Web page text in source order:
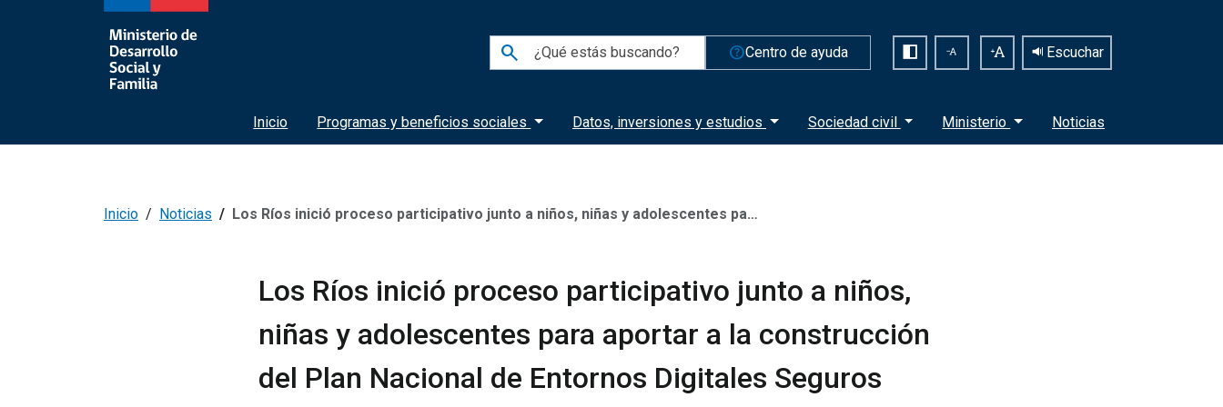
search help_outlineCentro de ayuda Escuchar
Inicio Programas y beneficios sociales Datos, inversiones y estudios Sociedad civil Ministerio Noticias
Inicio Noticias Los Ríos inició proceso participativo junto a niños, niñas y adolescentes para aportar a la construcción del Plan Nacional de Entornos Digitales Seguros
Los Ríos inició proceso participativo junto a niños,
niñas y adolescentes para aportar a la construcción
del Plan Nacional de Entornos Digitales Seguros